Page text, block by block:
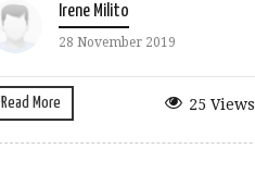
Irene Milito
28 November 2019
Read More 25 Views